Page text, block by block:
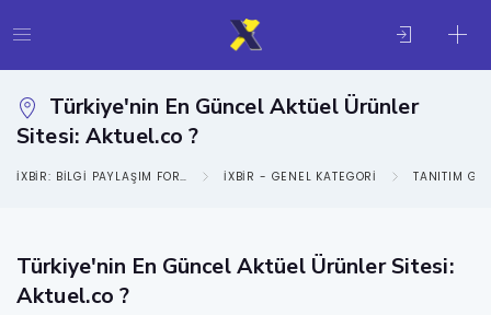
Türkiye'nin En Güncel Aktüel Ürünler
Sitesi: Aktuel.co ?
IXBIR: BILGI PAYLAŞIM FORUMU IXBIR - GENEL KATEGORI TANITIM
Türkiye'nin En Güncel Aktüel Ürünler Sitesi:
Aktuel.co ?